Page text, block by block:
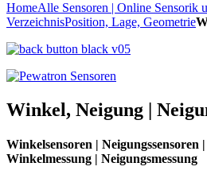
HomeAlle Sensoren | Online Sensorik
VerzeichnisPosition, Lage, Geometrie
Winkel, Neigung |
Winkelsensoren | Neigungssensoren
Winkelmessung | Neigungsmessung